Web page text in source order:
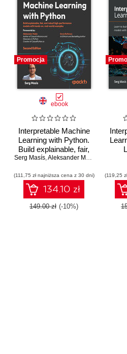
Promocja
ebook
Interpretable Machine
Learning with Python.
Build explainable, fair,
and robust high-
with hands-on, real-
world examples -
Second Edition
Serg Masís,Aleksander Molak Denis
(111,75 zł najniższa cena z 30 dni)
134.10 zł
149.00 zł (-10%)
(119,25